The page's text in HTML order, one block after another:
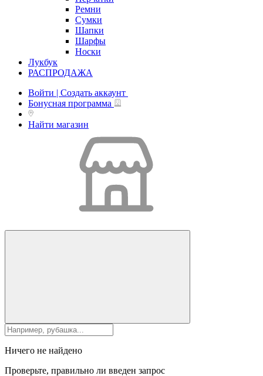
Ремни
Сумки
Шапки
Шарфы
Носки
Лукбук
РАСПРОДАЖА
Войти | Создать аккаунт
Бонусная программа
Найти магазин
Ничего не найдено
Проверьте, правильно ли введен запрос